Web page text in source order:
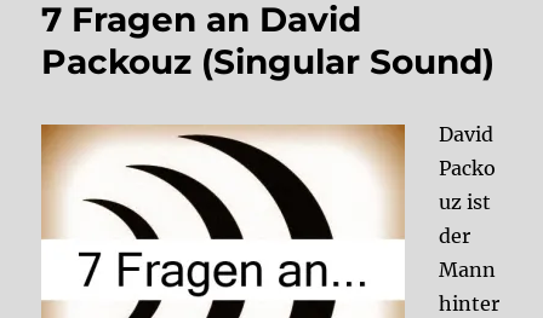
7 Fragen an David
Packouz (Singular Sound)
David
Packo
uz ist
der
Mann
hinter